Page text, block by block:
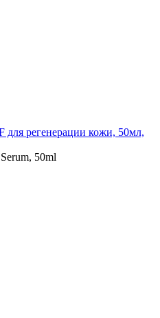
для регенерации кожи, 50мл,
50ml